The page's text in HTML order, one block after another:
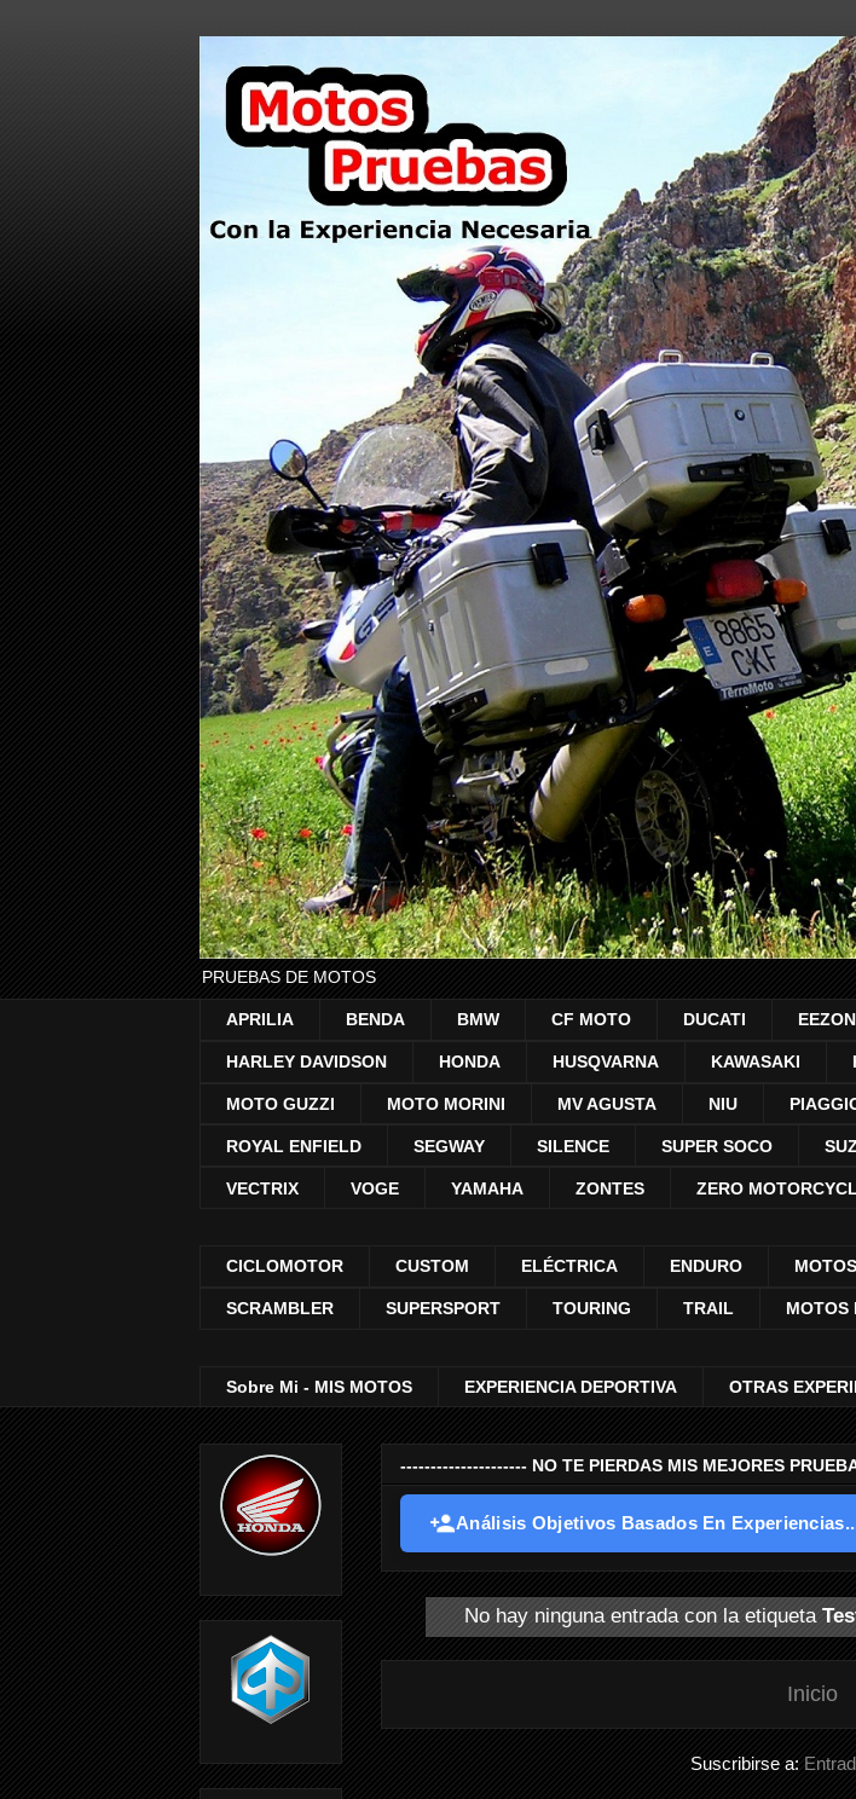
PRUEBAS DE MOTOS
APRILIA BENDA BMW CF MOTO DUCATI EEZON
HARLEY DAVIDSON HONDA HUSQVARNA KAWASAKI
MOTO GUZZI MOTO MORINI MV AGUSTA NIU
ROYAL ENFIELD SEGWAY SILENCE SUPER SOCO
VECTRIX VOGE YAMAHA ZONTES ZERO
CICLOMOTOR CUSTOM ELÉCTRICA ENDURO
SCRAMBLER SUPERSPORT TOURING TRAIL MOTOS
Sobre Mi - MIS MOTOS EXPERIENCIA DEPORTIVA OTRAS
--------------------- NO TE PIERDAS MIS MEJORES
Análisis Objetivos Basados En
No hay ninguna entrada con la etiqueta
Inicio
Suscribirse a: